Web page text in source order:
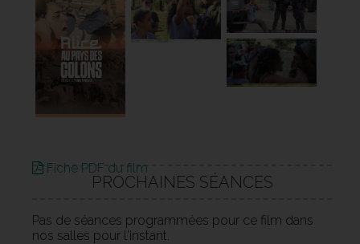
Fiche PDF du film
PROCHAINES SÉANCES
Pas de séances programmées pour ce film dans
nos salles pour l'instant.